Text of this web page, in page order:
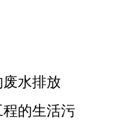
水排放
的生活污